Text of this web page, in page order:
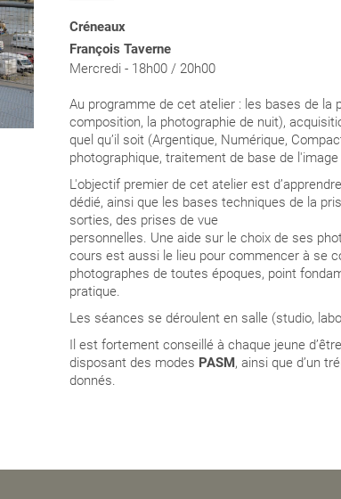
Créneaux
François Taverne
Mercredi - 18h00 / 20h00
Au programme de cet atelier : les bases de la
composition, la photographie de nuit),
quel qu’il soit (Argentique, Numérique,
photographique, traitement de base de
L'objectif premier de cet atelier est
dédié, ainsi que les bases techniques de la
sorties, des prises de vue
personnelles. Une aide sur le choix de ses
cours est aussi le lieu pour commencer à se
photographes de toutes époques, point
pratique.
Les séances se déroulent en salle (studio,
Il est fortement conseillé à chaque jeune
disposant des modes PASM, ainsi que d’un
donnés.